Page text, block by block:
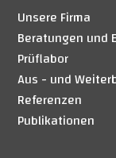
Unsere Firma
Beratungen und
Prüflabor
Aus - und
Referenzen
Publikationen